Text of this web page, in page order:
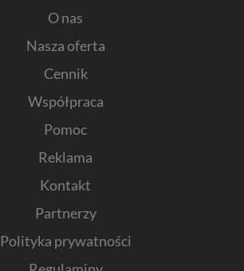
O nas
Nasza oferta
Cennik
Współpraca
Pomoc
Reklama
Kontakt
Partnerzy
Polityka prywatności